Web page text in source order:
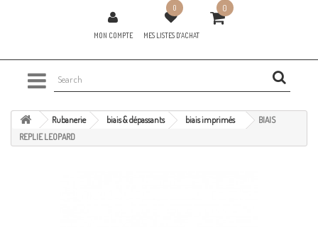
MON COMPTE
0
MES LISTES D'ACHAT
0
Rubanerie biais & dépassants biais imprimés
BIAIS
REPLIE LEOPARD